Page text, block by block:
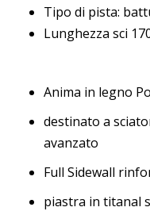
Tipo di pista:
Lunghezza sci
Anima in legno
destinato a
avanzato
Full Sidewall
piastra in titanal